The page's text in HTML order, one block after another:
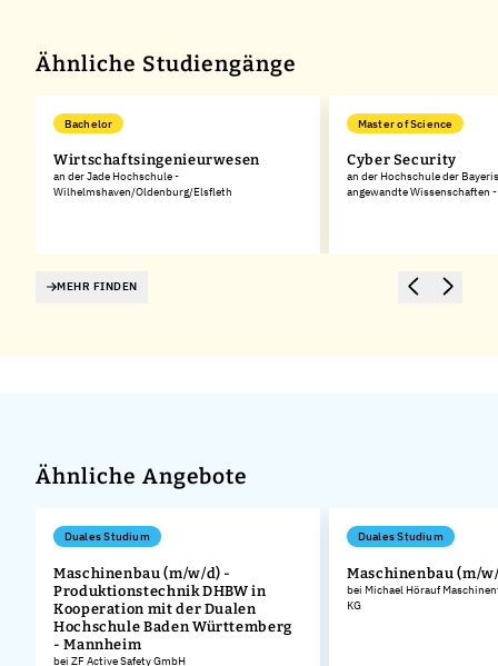
Ähnliche Studiengänge
Bachelor
Wirtschaftsingenieurwesen
an der Jade Hochschule -
Wilhelmshaven/Oldenburg/Elsfleth
Master of Science
Cyber Security
an der Hochschule der
angewandte Wissenschaften
MEHR FINDEN
Ähnliche Angebote
Duales Studium
Maschinenbau (m/w/d) -
Produktionstechnik DHBW in
Kooperation mit der Dualen
Hochschule Baden Württemberg
- Mannheim
bei ZF Active Safety GmbH
Duales Studium
Maschinenbau (m/
bei Michael Hörauf
KG